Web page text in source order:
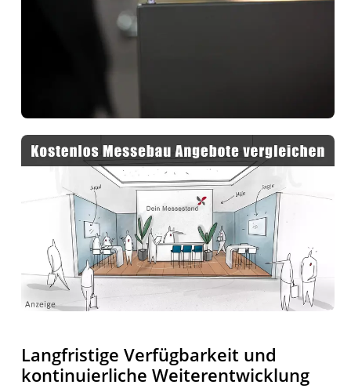
Langfristige Verfügbarkeit und
kontinuierliche Weiterentwicklung